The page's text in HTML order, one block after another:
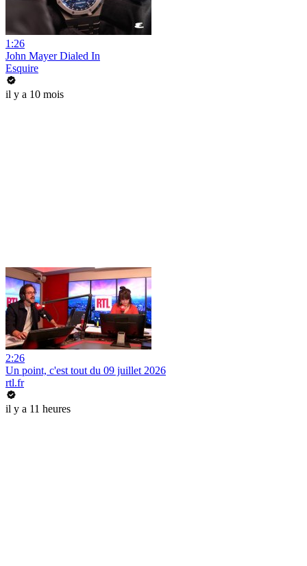
1:26
John Mayer Dialed In
Esquire
il y a 10 mois
2:26
Un point, c'est tout du 09 juillet 2026
rtl.fr
il y a 11 heures